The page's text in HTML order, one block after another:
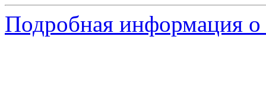
Подробная информация о